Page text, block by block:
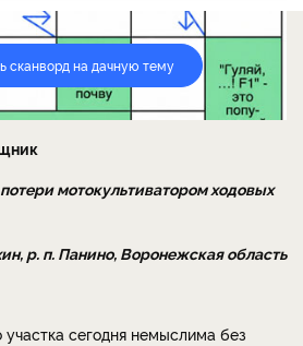
сканворд на дачную тему
мотокультиватором ходовых
р. п. Панино, Воронежская область
сегодня немыслима без